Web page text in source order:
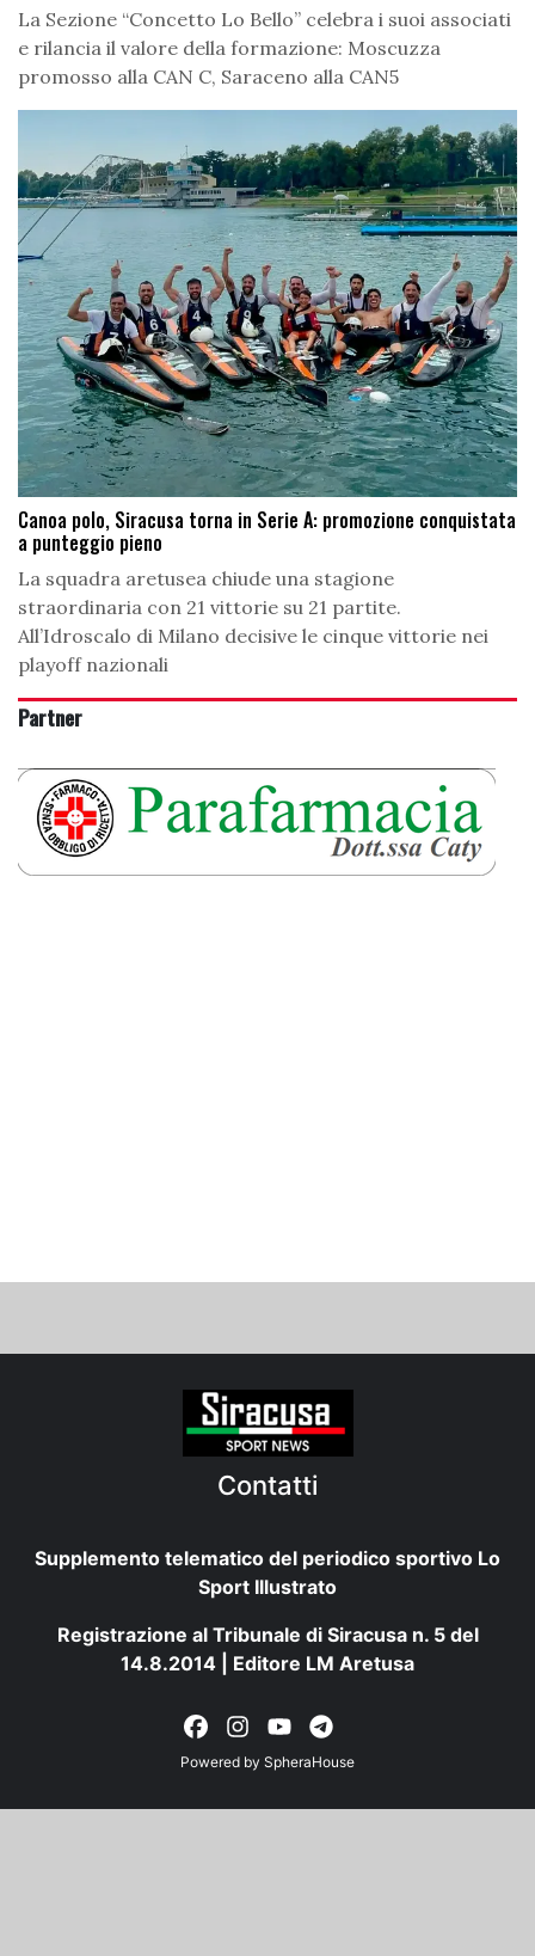
La Sezione “Concetto Lo Bello” celebra i suoi associati
e rilancia il valore della formazione: Moscuzza
promosso alla CAN C, Saraceno alla CAN5
Canoa polo, Siracusa torna in Serie A: promozione conquistata
a punteggio pieno
La squadra aretusea chiude una stagione
straordinaria con 21 vittorie su 21 partite.
All’Idroscalo di Milano decisive le cinque vittorie nei
playoff nazionali
Partner
Contatti
Supplemento telematico del periodico sportivo Lo
Sport Illustrato
Registrazione al Tribunale di Siracusa n. 5 del
14.8.2014 | Editore LM Aretusa
Powered by SpheraHouse